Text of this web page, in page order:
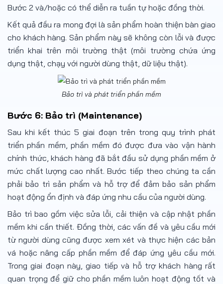
Bước 2 và/hoặc có thể diễn ra tuần tự hoặc đồng thời.
Kết quả đầu ra mong đợi là sản phẩm hoàn thiện bàn giao
cho khách hàng. Sản phẩm này sẽ không còn lỗi và được
triển khai trên môi trường thật (môi trường chứa ứng
dụng thật, chạy với người dùng thật, dữ liệu thật).
Bảo trì và phát triển phần mềm
Bước 6: Bảo trì (Maintenance)
Sau khi kết thúc 5 giai đoạn trên trong quy trình phát
triển phần mềm, phần mềm đó được đưa vào vận hành
chính thức, khách hàng đã bắt đầu sử dụng phần mềm ở
mức chất lượng cao nhất. Bước tiếp theo chúng ta cần
phải bảo trì sản phẩm và hỗ trợ để đảm bảo sản phẩm
hoạt động ổn định và đáp ứng nhu cầu của người dùng.
Bảo trì bao gồm việc sửa lỗi, cải thiện và cập nhật phần
mềm khi cần thiết. Đồng thời, các vấn đề và yêu cầu mới
từ người dùng cũng được xem xét và thực hiện các bản
vá hoặc nâng cấp phần mềm để đáp ứng yêu cầu mới.
Trong giai đoạn này, giao tiếp và hỗ trợ khách hàng rất
quan trọng để giữ cho phần mềm luôn hoạt động tốt và